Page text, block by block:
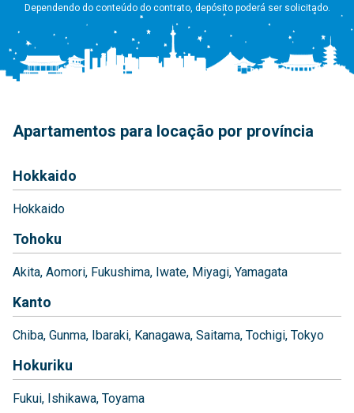
Dependendo do conteúdo do contrato, depósito poderá ser solicitado.
Apartamentos para locação por província
Hokkaido
Hokkaido
Tohoku
Akita Aomori Fukushima Iwate Miyagi Yamagata
Kanto
Chiba Gunma Ibaraki Kanagawa Saitama Tochigi Tokyo
Hokuriku
Fukui Ishikawa Toyama